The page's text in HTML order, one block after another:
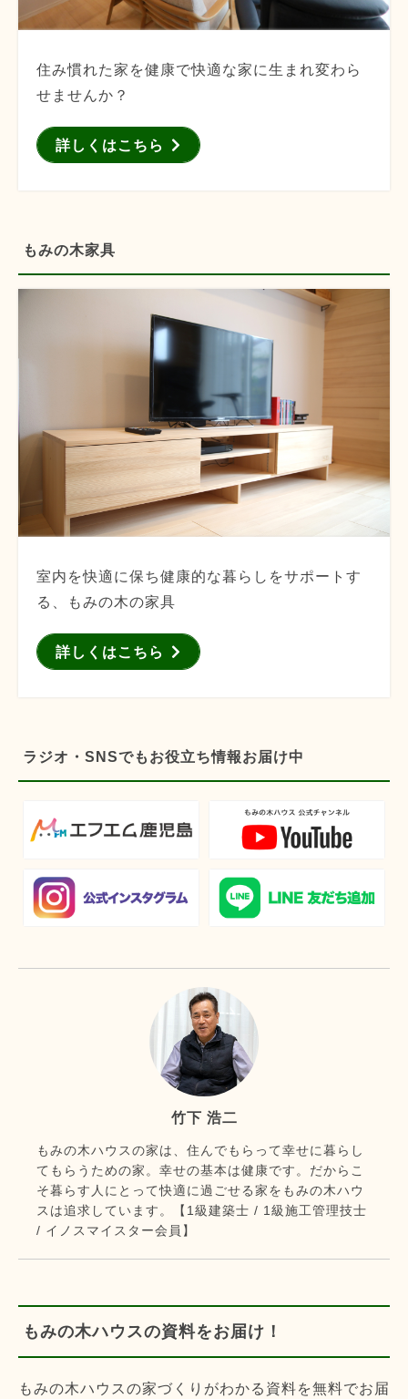
住み慣れた家を健康で快適な家に生まれ変わら
せませんか？
詳しくはこちら
もみの木家具
室内を快適に保ち健康的な暮らしをサポートす
る、もみの木の家具
詳しくはこちら
ラジオ・SNSでもお役立ち情報お届け中
竹下 浩二
もみの木ハウスの家は、住んでもらって幸せに暮らし
てもらうための家。幸せの基本は健康です。だからこ
そ暮らす人にとって快適に過ごせる家をもみの木ハウ
スは追求しています。【1級建築士 / 1級施工管理技士
/ イノスマイスター会員】
もみの木ハウスの資料をお届け！
もみの木ハウスの家づくりがわかる資料を無料でお届